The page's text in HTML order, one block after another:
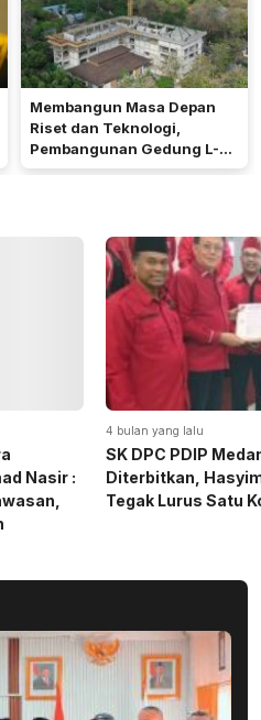
Membangun Masa Depan
Riset dan Teknologi,
Pembangunan Gedung L-
SSIT Universitas Udayana
dan
5 bulan yang lalu
Momen Haru
Gerindra Sumut
Sembako kepada